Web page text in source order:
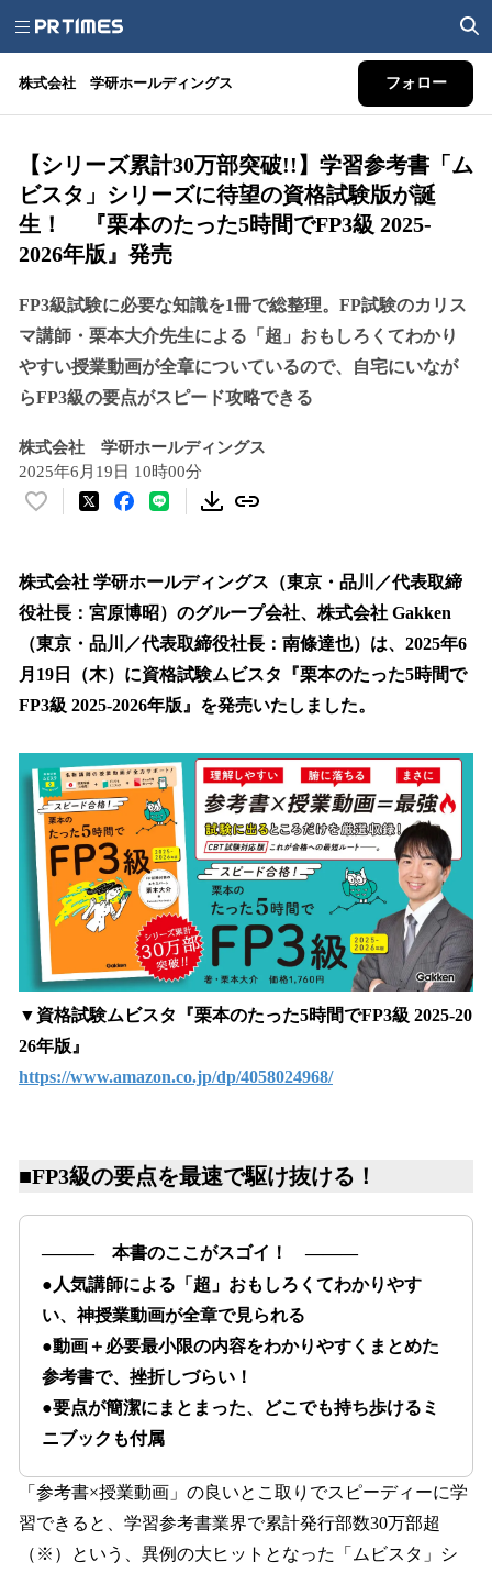
株式会社 学研ホールディングス フォロー
【シリーズ累計30万部突破!!】学習参考書「ム
ビスタ」シリーズに待望の資格試験版が誕
生！ 『栗本のたった5時間でFP3級 2025-
2026年版』発売
FP3級試験に必要な知識を1冊で総整理。FP試験のカリス
マ講師・栗本大介先生による「超」おもしろくてわかり
やすい授業動画が全章についているので、自宅にいなが
らFP3級の要点がスピード攻略できる
株式会社 学研ホールディングス
2025年6月19日 10時00分
い
！
数
を
読
み
込
で
す
株式会社 学研ホールディングス（東京・品川／代表取締
役社長：宮原博昭）のグループ会社、株式会社 Gakken
（東京・品川／代表取締役社長：南條達也）は、2025年6
月19日（木）に資格試験ムビスタ『栗本のたった5時間で
FP3級 2025-2026年版』を発売いたしました。
▼資格試験ムビスタ『栗本のたった5時間でFP3級 2025-20
26年版』
https://www.amazon.co.jp/dp/4058024968/
■FP3級の要点を最速で駆け抜ける！
――― 本書のここがスゴイ！ ―――
●人気講師による「超」おもしろくてわかりやす
い、神授業動画が全章で見られる
●動画＋必要最小限の内容をわかりやすくまとめた
参考書で、挫折しづらい！
●要点が簡潔にまとまった、どこでも持ち歩けるミ
ニブックも付属
「参考書×授業動画」の良いとこ取りでスピーディーに学
習できると、学習参考書業界で累計発行部数30万部超
（※）という、異例の大ヒットとなった「ムビスタ」シ